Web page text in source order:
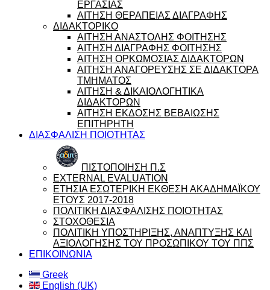
ΕΡΓΑΣΙΑΣ
ΑΙΤΗΣΗ ΘΕΡΑΠΕΙΑΣ ΔΙΑΓΡΑΦΗΣ
ΔΙΔΑΚΤΟΡΙΚΟ
ΑΙΤΗΣΗ ΑΝΑΣΤΟΛΗΣ ΦΟΙΤΗΣΗΣ
ΑΙΤΗΣΗ ΔΙΑΓΡΑΦΗΣ ΦΟΙΤΗΣΗΣ
ΑΙΤΗΣΗ ΟΡΚΩΜΟΣΙΑΣ ΔΙΔΑΚΤΟΡΩΝ
ΑΙΤΗΣΗ ΑΝΑΓΟΡΕΥΣΗΣ ΣΕ ΔΙΔΑΚΤΟΡΑ
ΤΜΗΜΑΤΟΣ
ΑΙΤΗΣΗ & ΔΙΚΑΙΟΛΟΓΗΤΙΚΑ
ΔΙΔΑΚΤΟΡΩΝ
ΑΙΤΗΣΗ ΕΚΔΟΣΗΣ ΒΕΒΑΙΩΣΗΣ
ΕΠΙΤΗΡΗΤΗ
ΔΙΑΣΦΑΛΙΣΗ ΠΟΙΟΤΗΤΑΣ
ΠΙΣΤΟΠΟΙΗΣΗ Π.Σ
EXTERNAL EVALUATION
ΕΤΗΣΙΑ ΕΣΩΤΕΡΙΚΗ ΕΚΘΕΣΗ ΑΚΑΔΗΜΑΪΚΟΥ
ΕΤΟΥΣ 2017-2018
ΠΟΛΙΤΙΚΗ ΔΙΑΣΦΑΛΙΣΗΣ ΠΟΙΟΤΗΤΑΣ
ΣΤΟΧΟΘΕΣΙΑ
ΠΟΛΙΤΙΚΗ ΥΠΟΣΤΗΡΙΞΗΣ, ΑΝΑΠΤΥΞΗΣ ΚΑΙ
ΑΞΙΟΛΟΓΗΣΗΣ ΤΟΥ ΠΡΟΣΩΠΙΚΟΥ ΤΟΥ ΠΠΣ
ΕΠΙΚΟΙΝΩΝΙΑ
Greek
English (UK)